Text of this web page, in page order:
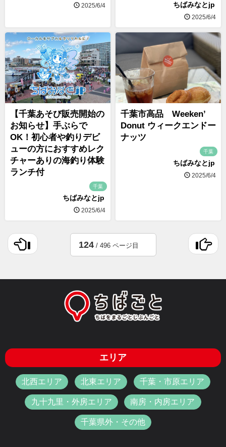
2025/6/4 ちばみなとjp
2025/6/4
【千葉あそび販売開始の
お知らせ】手ぶらで
OK！初心者や釣りデビ
ューの方におすすめレク
チャーありの海釣り体験
ランチ付
千葉
ちばみなとjp
2025/6/4
千葉市高品 Weeken’
Donut ウィークエンドー
ナッツ
千葉
ちばみなとjp
2025/6/4
124/ 496 ページ目
エリア
北西エリア 北東エリア 千葉・市原エリア
九十九里・外房エリア 南房・内房エリア
千葉県外・その他